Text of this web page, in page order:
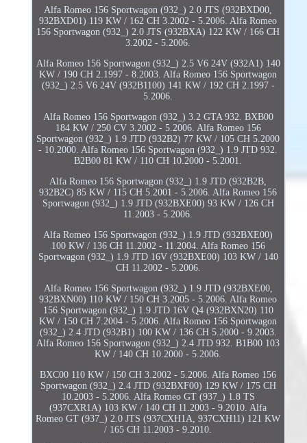
Alfa Romeo 156 Sportwagon (932_) 2.0 JTS (932BXD00,
932BXD01) 119 KW / 162 CH 3.2002 - 5.2006. Alfa Romeo
156 Sportwagon (932_) 2.0 JTS (932BXA) 122 KW / 166 CH
3.2002 - 5.2006.
Alfa Romeo 156 Sportwagon (932_) 2.5 V6 24V (932A1) 140
KW / 190 CH 2.1997 - 8.2003. Alfa Romeo 156 Sportwagon
(932_) 2.5 V6 24V (932B1100) 141 KW / 192 CH 2.1997 -
5.2006.
Alfa Romeo 156 Sportwagon (932_) 3.2 GTA 932. BXB00
184 KW / 250 CV 3.2002 - 5.2006. Alfa Romeo 156
Sportwagon (932_) 1.9 JTD (932B2) 77 KW / 105 CH 5.2000
- 10.2000. Alfa Romeo 156 Sportwagon (932_) 1.9 JTD 932.
B2B00 81 KW / 110 CH 10.2000 - 5.2001.
Alfa Romeo 156 Sportwagon (932_) 1.9 JTD (932B2B,
932B2C) 85 KW / 115 CH 5.2001 - 5.2006. Alfa Romeo 156
Sportwagon (932_) 1.9 JTD (932BXE00) 93 KW / 126 CH
11.2003 - 5.2006.
Alfa Romeo 156 Sportwagon (932_) 1.9 JTD (932BXE00)
100 KW / 136 CH 11.2002 - 11.2004. Alfa Romeo 156
Sportwagon (932_) 1.9 JTD 16V (932BXE00) 103 KW / 140
CH 11.2002 - 5.2006.
Alfa Romeo 156 Sportwagon (932_) 1.9 JTD (932BXE00,
932BXN00) 110 KW / 150 CH 3.2005 - 5.2006. Alfa Romeo
156 Sportwagon (932_) 1.9 JTD 16V Q4 (932BXN20) 110
KW / 150 CH 7.2004 - 5.2006. Alfa Romeo 156 Sportwagon
(932_) 2.4 JTD (932B1) 100 KW / 136 CH 5.2000 - 9.2003.
Alfa Romeo 156 Sportwagon (932_) 2.4 JTD 932. B1B00 103
KW / 140 CH 10.2000 - 5.2006.
BXC00 110 KW / 150 CH 3.2002 - 5.2006. Alfa Romeo 156
Sportwagon (932_) 2.4 JTD (932BXF00) 129 KW / 175 CH
10.2003 - 5.2006. Alfa Romeo GT (937_) 1.8 TS
(937CXR1A) 103 KW / 140 CH 11.2003 - 9.2010. Alfa
Romeo GT (937_) 2.0 JTS (937CXH1A, 937CXH11) 121 KW
/ 165 CH 11.2003 - 9.2010.